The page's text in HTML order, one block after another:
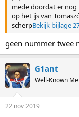
mede doordat er
op het ijs van
scherpBekijk bijlage
geen nummer twee
G1ant
Well-Known
22 nov 2019